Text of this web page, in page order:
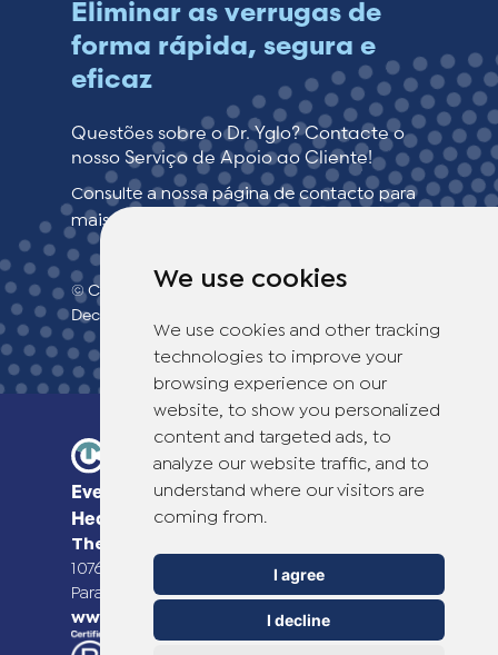
We use cookies
We use cookies and other tracking
technologies to improve your
browsing experience on our
website, to show you personalized
content and targeted ads, to
analyze our website traffic, and to
understand where our visitors are
coming from.
I agree
I decline
Eliminar as verrugas de
forma rápida, segura e
eficaz
Questões sobre o Dr. Yglo? Contacte o
nosso Serviço de Apoio ao Cliente!
Consulte a nossa página de contacto para
mais informações.
© Copyright 2026 TheOTCLab B.V.>
Declaração de confidencialidade
Everyday Smart
Healthcare Solutions
TheOTCLab B.V.
1076 EE Amsterdam, The Netherlands
Para mais informações, visite
www.theotclab.com